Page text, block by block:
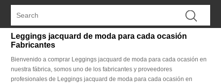
Leggings jacquard de moda para cada ocasión
Fabricantes
Bienvenido a comprar Leggings jacquard de moda para cada ocasión en
nuestra fábrica, somos uno de los fabricantes y proveedores
profesionales de Leggings jacquard de moda para cada ocasión en